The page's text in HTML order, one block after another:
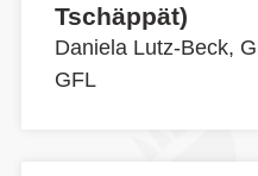
Tschäppät)
Daniela Lutz-Beck,
GFL